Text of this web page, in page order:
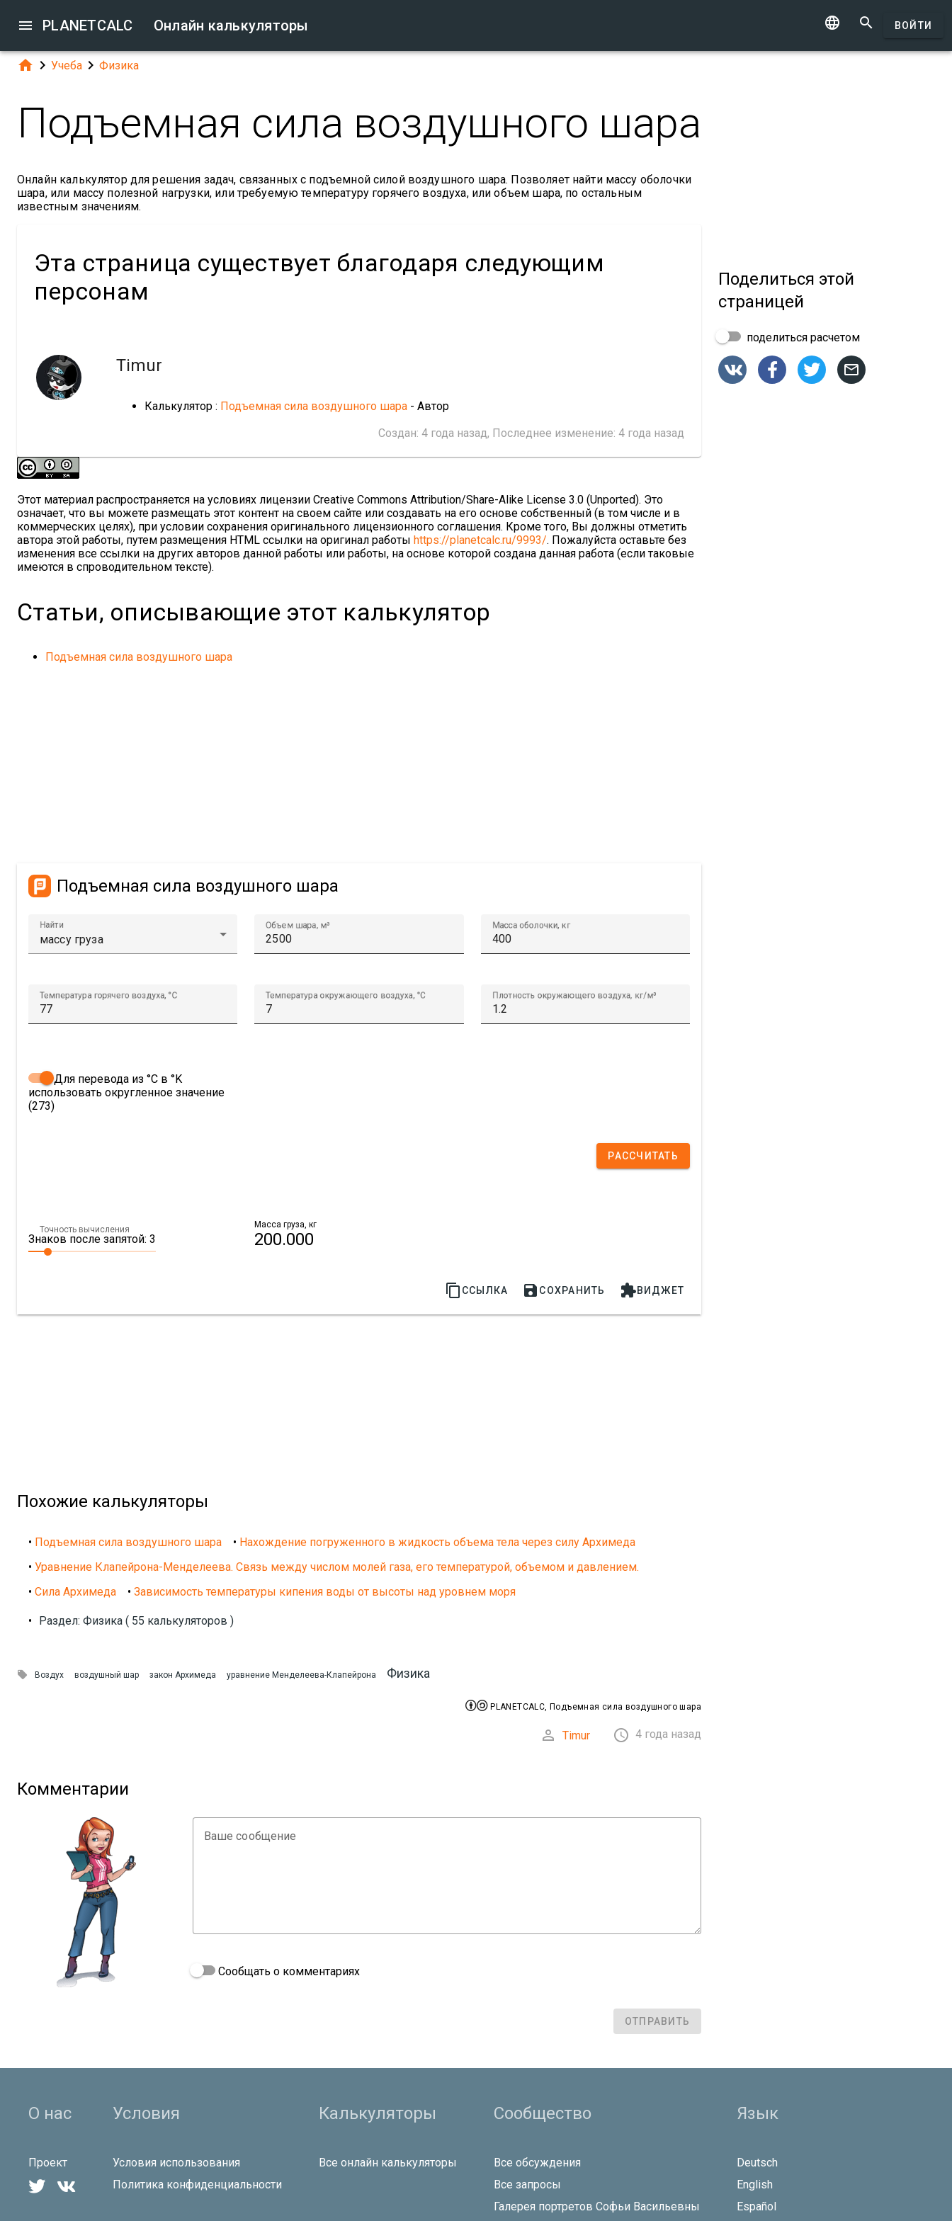
 PLANETCALC Онлайн калькуляторы   ВОЙТИ
  Учеба  Физика
Подъемная сила воздушного шара
Онлайн калькулятор для решения задач, связанных с подъемной силой воздушного шара. Позволяет найти массу оболочки
шара, или массу полезной нагрузки, или требуемую температуру горячего воздуха, или объем шара, по остальным
известным значениям.
Эта страница существует благодаря следующим
персонам
Timur
Калькулятор : Подъемная сила воздушного шара - Автор
Создан: 4 года назад, Последнее изменение: 4 года назад
Этот материал распространяется на условиях лицензии Creative Commons Attribution/Share-Alike License 3.0 (Unported). Это
означает, что вы можете размещать этот контент на своем сайте или создавать на его основе собственный (в том числе и в
коммерческих целях), при условии сохранения оригинального лицензионного соглашения. Кроме того, Вы должны отметить
автора этой работы, путем размещения HTML ссылки на оригинал работы https://planetcalc.ru/9993/. Пожалуйста оставьте без
изменения все ссылки на других авторов данной работы или работы, на основе которой создана данная работа (если таковые
имеются в спроводительном тексте).
Статьи, описывающие этот калькулятор
Подъемная сила воздушного шара
Подъемная сила воздушного шара
Найти Объем шара, м³ Масса оболочки, кг
Температура горячего воздуха, °C Температура окружающего воздуха, °C Плотность окружающего воздуха, кг/м³
Для перевода из °C в °K
использовать округленное значение
(273)
РАССЧИТАТЬ
Точность вычисления
Знаков после запятой: 3
Масса груза, кг
200.000
 ССЫЛКА  СОХРАНИТЬ ВИДЖЕТ
Похожие калькуляторы
• Подъемная сила воздушного шара • Нахождение погруженного в жидкость объема тела через силу Архимеда
• Уравнение Клапейрона-Менделеева. Связь между числом молей газа, его температурой, объемом и давлением.
• Сила Архимеда • Зависимость температуры кипения воды от высоты над уровнем моря
• Раздел: Физика ( 55 калькуляторов )
 Воздух воздушный шар закон Архимеда уравнение Менделеева-Клапейрона Физика
PLANETCALC, Подъемная сила воздушного шара
 Timur  4 года назад
Комментарии
Ваше сообщение
Сообщать о комментариях
ОТПРАВИТЬ
Поделиться этой
страницей
поделиться расчетом
   
О нас
Проект
 
Условия
Условия использования
Политика конфиденциальности
Калькуляторы
Все онлайн калькуляторы
Сообщество
Все обсуждения
Все запросы
Галерея портретов Софьи Васильевны
Язык
Deutsch
English
Español